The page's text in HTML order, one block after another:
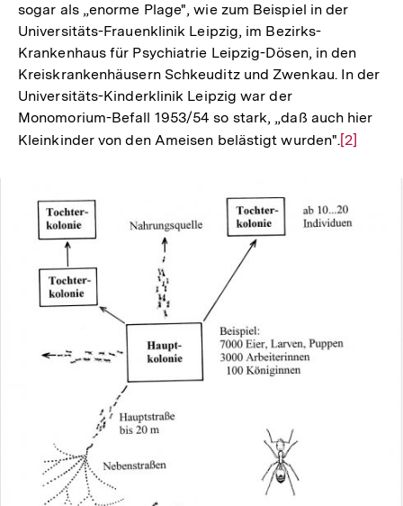
sogar als „enorme Plage", wie zum Beispiel in der
Universitäts-Frauenklinik Leipzig, im Bezirks-
Krankenhaus für Psychiatrie Leipzig-Dösen, in den
Kreiskrankenhäusern Schkeuditz und Zwenkau. In der
Universitäts-Kinderklinik Leipzig war der
Monomorium-Befall 1953/54 so stark, „daß auch hier
Kleinkinder von den Ameisen belästigt wurden".Zur
Fußnote
[2]
In
Lightbox